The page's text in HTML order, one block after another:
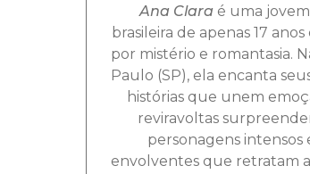
Ana Clara é uma
brasileira de apenas 17
por mistério e romantasia.
Paulo (SP), ela encanta
histórias que unem
reviravoltas
personagens intensos
envolventes que retratam